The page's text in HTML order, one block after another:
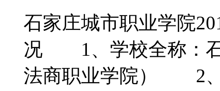
石家庄城市职业学院
况 1、学校全称：石
法商职业学院） 2